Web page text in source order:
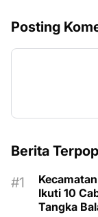
Posting
Berita
Ikuti 10
Tangka